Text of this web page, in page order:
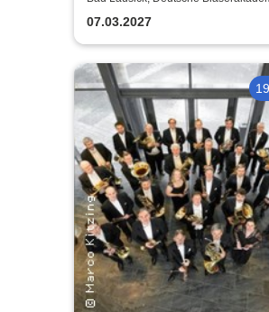
Bläserphilharmonie
Lausick
07.03.2027